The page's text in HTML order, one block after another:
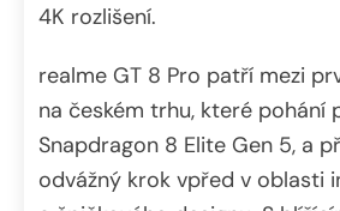
4K rozlišení.
realme GT 8 Pro patří mezi
na českém trhu, které pohání
Snapdragon 8 Elite Gen 5, a
odvážný krok vpřed v oblasti